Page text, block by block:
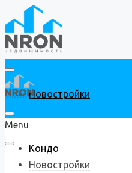
Новостройки
Кондо
Menu
Новостройки